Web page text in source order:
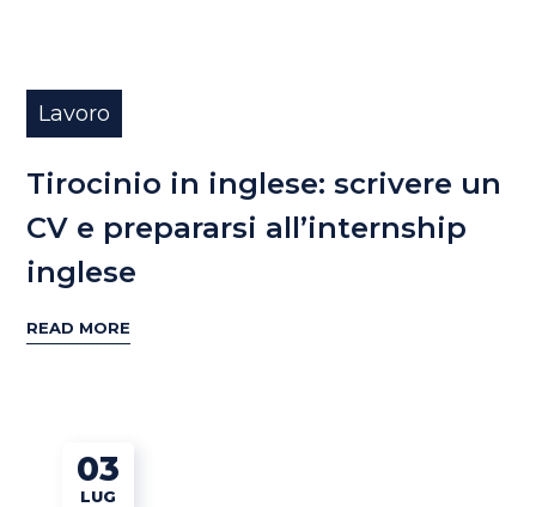
Lavoro
Tirocinio in inglese: scrivere un
CV e prepararsi all’internship
inglese
READ MORE
03
LUG